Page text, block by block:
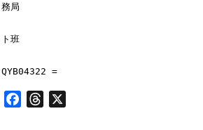
務局
GTインサイ
ト班
古屋 知
FacebookThreads